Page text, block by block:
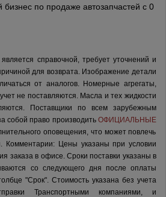
бизнес по продаже автозапчастей с 0
справочной, требует уточнений и
для возврата. Изображение детали
от аналогов. Номерные агрегаты,
не поставляются. Масла и тех жидкости
Поставщики по всем зарубежным
собой право производить ОФИЦИАЛЬНЫЕ
оповещения, что может повлечь
Комментарии: Цены указаны при условии
заказа в офисе. Сроки поставки указаны в
со следующего дня после оплаты
"Срок". Стоимость указана без учета
Транспортными компаниями, и